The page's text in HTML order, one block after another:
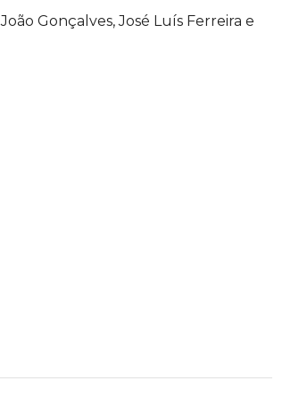
Gonçalves, José Luís Ferreira e